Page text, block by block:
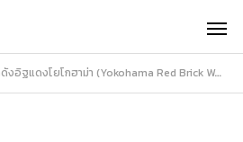
แดงโยโกฮาม่า (Yokohama Red Brick Warehouse) ชมทิวทัศน์อันสวยงามและเพลิดเพลินกับการช็อปปิ้งได้อย่างเต็มที่